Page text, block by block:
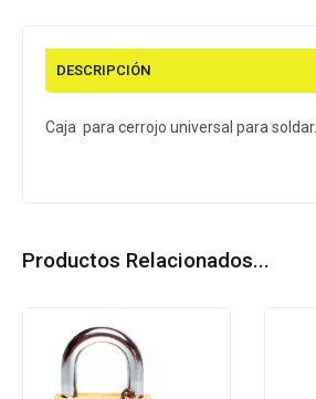
DESCRIPCIÓN
Caja para cerrojo universal para soldar.
Productos Relacionados...